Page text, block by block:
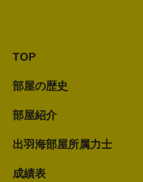
TOP
部屋の歴史
部屋紹介
出羽海部屋所属力士
成績表